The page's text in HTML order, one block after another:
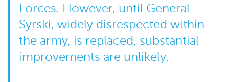
Forces. However, until General
Syrski, widely disrespected within
the army, is replaced, substantial
improvements are unlikely.